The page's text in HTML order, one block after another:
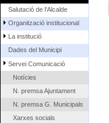
Salutació de l'Alcalde
Organització institucional
La institució
Dades del Municipi
Servei Comunicació
Notícies
N. premsa Ajuntament
N. premsa G. Municipals
Xarxes socials